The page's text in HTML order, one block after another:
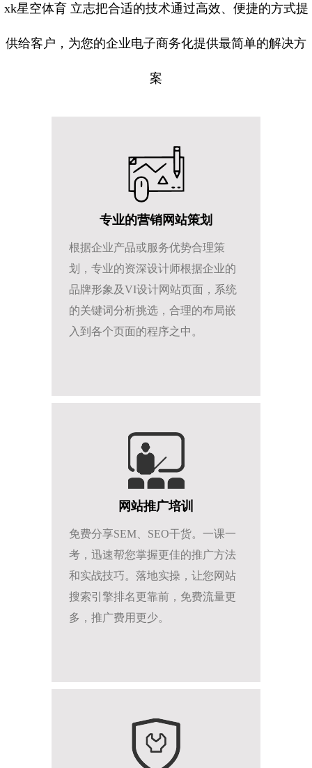
xk星空体育 立志把合适的技术通过高效、便捷的方式提
供给客户，为您的企业电子商务化提供最简单的解决方
案
专业的营销网站策划
根据企业产品或服务优势合理策
划，专业的资深设计师根据企业的
品牌形象及VI设计网站页面，系统
的关键词分析挑选，合理的布局嵌
入到各个页面的程序之中。
网站推广培训
免费分享SEM、SEO干货。一课一
考，迅速帮您掌握更佳的推广方法
和实战技巧。落地实操，让您网站
搜索引擎排名更靠前，免费流量更
多，推广费用更少。